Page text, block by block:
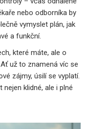
nebo odborníka by
vymyslet plán, jak
a funkční.
které máte, ale o
už to znamená víc se
zájmy, úsilí se vyplatí.
klidné, ale i plné